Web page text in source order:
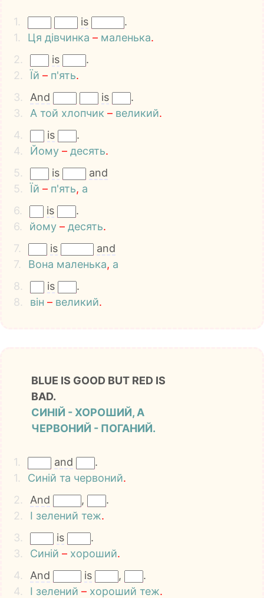
1. is
.
1.
Ця дівчинка – маленька.
2.
is
.
2.
Їй – п'ять.
3.
And is
.
3.
А той хлопчик – великий.
4.
is
.
4.
Йому – десять.
5.
is
and
5.
Їй – п'ять, а
6.
is
.
6.
йому – десять.
7.
is
and
7.
Вона маленька, а
8.
is
.
8.
він – великий.
BLUE IS GOOD BUT RED IS
BAD.
СИНІЙ - ХОРОШИЙ, А
ЧЕРВОНИЙ - ПОГАНИЙ.
1. and
.
1.
Синій та червоний.
2.
And ,
.
2.
І зелений теж.
3.
is
.
3.
Синій – хороший.
4.
And is ,
.
4.
І зелений – хороший теж.